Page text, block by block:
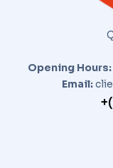
Opening Hours:
Email: